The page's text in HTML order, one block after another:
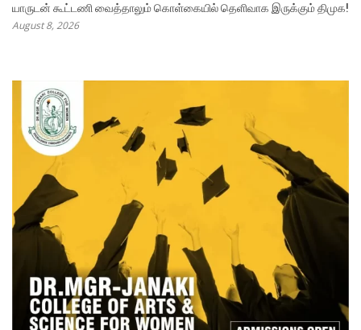
யாருடன் கூட்டணி வைத்தாலும் கொள்கையில் தெளிவாக இருக்கும் திமுக!
August 8, 2026